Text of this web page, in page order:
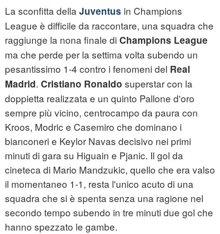
La sconfitta della Juventus in Champions
League è difficile da raccontare, una squadra che
raggiunge la nona finale di Champions League
ma che perde per la settima volta subendo un
pesantissimo 1-4 contro i fenomeni del Real
Madrid. Cristiano Ronaldo superstar con la
doppietta realizzata e un quinto Pallone d'oro
sempre più vicino, centrocampo da paura con
Kroos, Modric e Casemiro che dominano i
bianconeri e Keylor Navas decisivo nei primi
minuti di gara su Higuain e Pjanic. Il gol da
cineteca di Mario Mandzukic, quello che era valso
il momentaneo 1-1, resta l'unico acuto di una
squadra che si è spenta senza una ragione nel
secondo tempo subendo in tre minuti due gol che
hanno spezzato le gambe.